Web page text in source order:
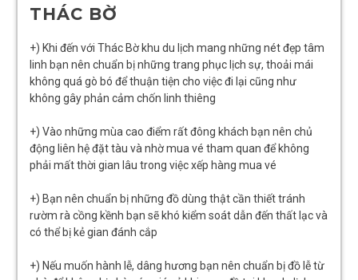
THÁC BỜ
+) Khi đến với Thác Bờ khu du lịch mang những nét đẹp tâm
linh bạn nên chuẩn bị những trang phục lịch sự, thoải mái
không quá gò bó để thuận tiện cho việc đi lại cũng như
không gây phản cảm chốn linh thiêng
+) Vào những mùa cao điểm rất đông khách bạn nên chủ
động liên hệ đặt tàu và nhờ mua vé tham quan để không
phải mất thời gian lâu trong việc xếp hàng mua vé
+) Bạn nên chuẩn bị những đồ dùng thật cần thiết tránh
rườm rà cồng kềnh bạn sẽ khó kiểm soát dẫn đến thất lạc và
có thể bị kẻ gian đánh cắp
+) Nếu muốn hành lễ, dâng hương bạn nên chuẩn bị đồ lễ từ